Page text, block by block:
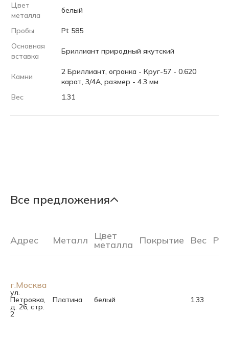
Цвет
металла
белый
Пробы
Pt 585
Основная
вставка
Бриллиант природный якутский
Камни
2 Бриллиант, огранка - Круг-57 - 0.620
карат, 3/4А, размер - 4.3 мм
Вес
1.31
Все предложения
Адрес Металл Цвет
металла Покрытие Вес
г.Москва
ул.
Петровка,
д. 26, стр.
2
Платина белый 1.33